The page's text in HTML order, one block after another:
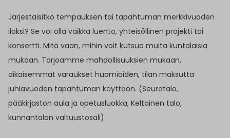
Järjestäisitkö tempauksen tai tapahtuman merkkivuoden
iloksi? Se voi olla vaikka luento, yhteisöllinen projekti tai
konsertti. Mitä vaan, mihin voit kutsua muita kuntalaisia
mukaan. Tarjoamme mahdollisuuksien mukaan,
aikaisemmat varaukset huomioiden, tilan maksutta
juhlavuoden tapahtuman käyttöön. (Seuratalo,
pääkirjaston aula ja opetusluokka, Keltainen talo,
kunnantalon valtuustosali)